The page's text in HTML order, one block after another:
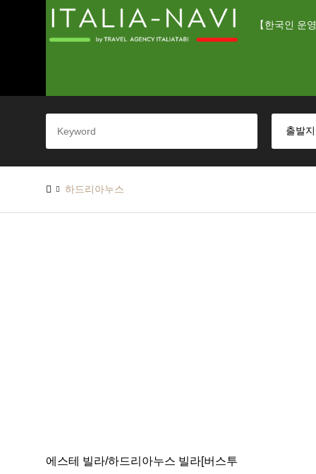
【한국인 운
하드리아누스
에스테 빌라/하드리아누스 빌라[버스투